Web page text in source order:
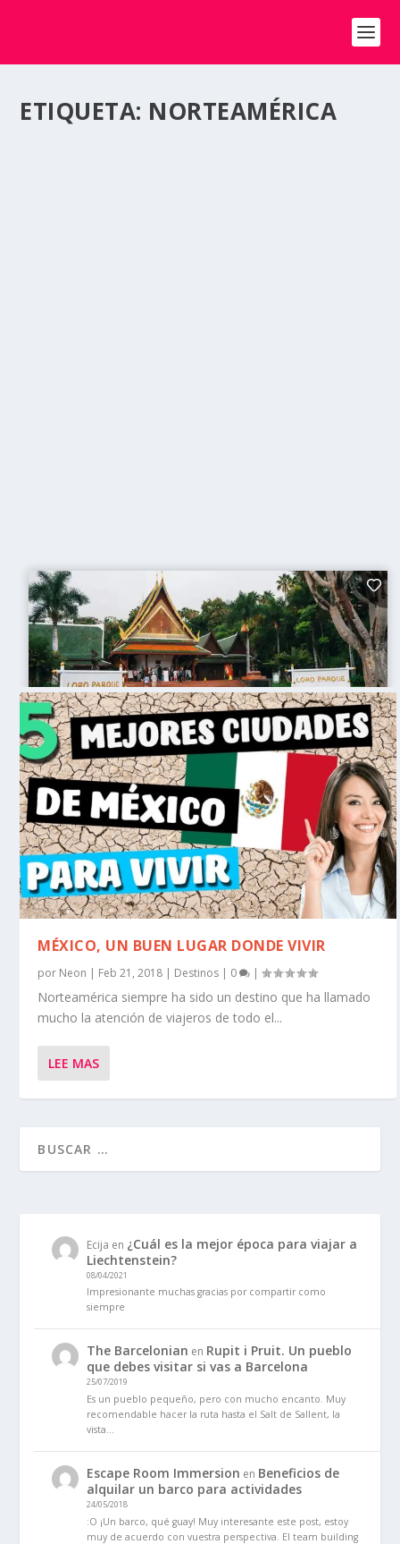
ETIQUETA: NORTEAMÉRICA
MÉXICO, UN BUEN LUGAR DONDE VIVIR
por Neon | Feb 21, 2018 | Destinos | 0 |
Norteamérica siempre ha sido un destino que ha llamado
mucho la atención de viajeros de todo el...
LEE MAS
Ecija en ¿Cuál es la mejor época para viajar a
Liechtenstein?
08/04/2021
Impresionante muchas gracias por compartir como
siempre
The Barcelonian en Rupit i Pruit. Un pueblo
que debes visitar si vas a Barcelona
25/07/2019
Es un pueblo pequeño, pero con mucho encanto. Muy
recomendable hacer la ruta hasta el Salt de Sallent, la
vista…
Escape Room Immersion en Beneficios de
alquilar un barco para actividades
24/05/2018
:O ¡Un barco, qué guay! Muy interesante este post, estoy
muy de acuerdo con vuestra perspectiva. El team building